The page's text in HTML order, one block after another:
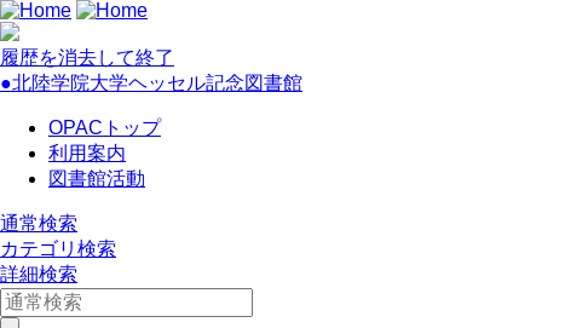
履歴を消去して終了
●北陸学院大学ヘッセル記念図書館
OPACトップ
利用案内
図書館活動
通常検索
カテゴリ検索
詳細検索